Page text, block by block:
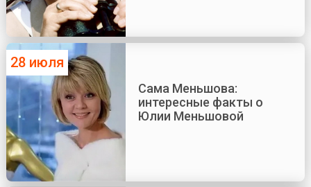
28 июля
Сама Меньшова:
интересные факты о
Юлии Меньшовой